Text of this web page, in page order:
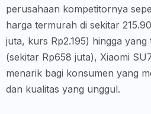
perusahaan kompetitornya
harga termurah di sekitar
juta, kurs Rp2.195) hingga
(sekitar Rp658 juta), Xiaomi
menarik bagi konsumen yang
dan kualitas yang unggul.